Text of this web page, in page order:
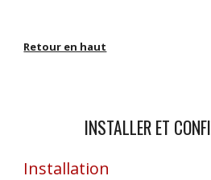
Retour en haut
INSTALLER ET
Installation